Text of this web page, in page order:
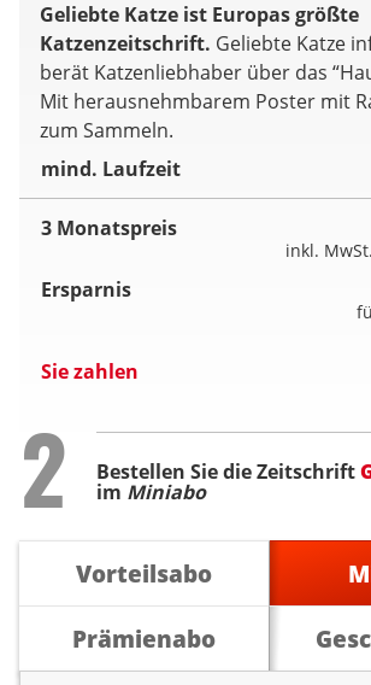
Geliebte Katze ist Europas größte
Katzenzeitschrift. Geliebte Katze
berät Katzenliebhaber über das
Mit herausnehmbarem Poster mit
zum Sammeln.
mind. Laufzeit
3 Monatspreis
inkl.
Ersparnis
Sie zahlen
Step
2 Bestellen Sie die Zeitschrift
im Miniabo
Vorteilsabo
Prämienabo